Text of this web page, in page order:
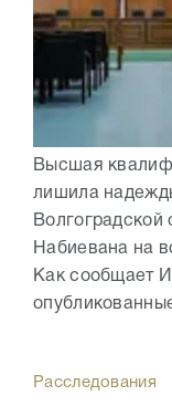
Высшая
лишила
Волгоградской
Набиевана на
Как сообщает
Расследования